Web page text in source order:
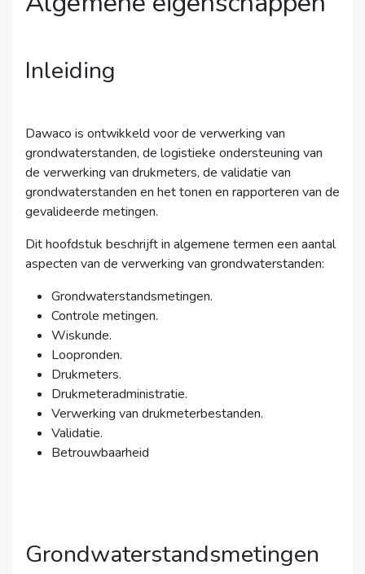
Inleiding
Dawaco is ontwikkeld voor de verwerking van
grondwaterstanden, de logistieke ondersteuning van
de verwerking van drukmeters, de validatie van
grondwaterstanden en het tonen en rapporteren van de
gevalideerde metingen.
Dit hoofdstuk beschrijft in algemene termen een aantal
aspecten van de verwerking van grondwaterstanden:
Grondwaterstandsmetingen.
Controle metingen.
Wiskunde.
Loopronden.
Drukmeters.
Drukmeteradministratie.
Verwerking van drukmeterbestanden.
Validatie.
Betrouwbaarheid
Grondwaterstandsmetingen